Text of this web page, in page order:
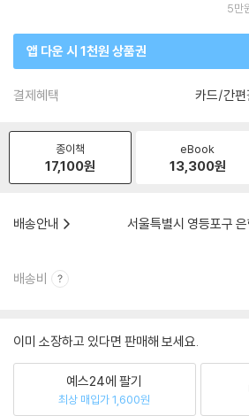
5만
앱 다운 시 1천원 상품권
결제혜택 카드/간편
종이책
17,100원
eBook
13,300원
배송안내
서울특별시 영등포구
배송비
이미 소장하고 있다면 판매해 보세요.
예스24에 팔기
최상 매입가 1,600원